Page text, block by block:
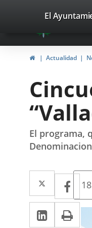
Portal
Web
del
Valladolid
valladolid.es
El
HomeActualidad
El programa,
Twitter
Enlace
a
una
a
una
Enlacela